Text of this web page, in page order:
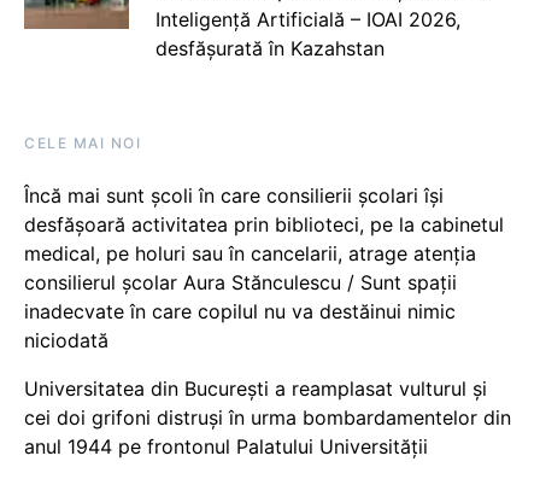
Inteligență Artificială – IOAI 2026,
desfășurată în Kazahstan
CELE MAI NOI
Încă mai sunt școli în care consilierii școlari își
desfășoară activitatea prin biblioteci, pe la cabinetul
medical, pe holuri sau în cancelarii, atrage atenția
consilierul școlar Aura Stănculescu / Sunt spații
inadecvate în care copilul nu va destăinui nimic
niciodată
Universitatea din București a reamplasat vulturul și
cei doi grifoni distruși în urma bombardamentelor din
anul 1944 pe frontonul Palatului Universității